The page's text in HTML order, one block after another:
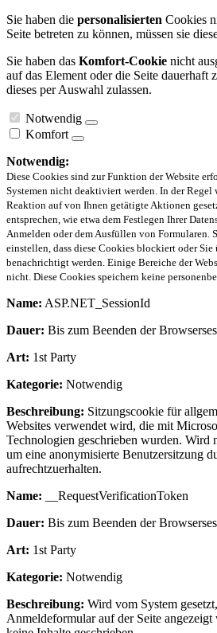
Sie haben die personalisierten Cookies
Seite betreten zu können, müssen sie
Sie haben das Komfort-Cookie nicht
auf das Element oder die Seite dauerhaft
dieses per Auswahl zulassen.
Notwendig
Komfort
Notwendig:
Diese Cookies sind zur Funktion der Website
Systemen nicht deaktiviert werden. In der Regel
Reaktion auf von Ihnen getätigte Aktionen
entsprechen, wie etwa dem Festlegen Ihrer
Anmelden oder dem Ausfüllen von Formularen.
einstellen, dass diese Cookies blockiert oder Sie
benachrichtigt werden. Einige Bereiche der
nicht. Diese Cookies speichern keine
Name: ASP.NET_SessionId
Dauer: Bis zum Beenden der
Art: 1st Party
Kategorie: Notwendig
Beschreibung: Sitzungscookie für
Websites verwendet wird, die mit
Technologien geschrieben wurden. Wird
um eine anonymisierte Benutzersitzung
aufrechtzuerhalten.
Name: __RequestVerificationToken
Dauer: Bis zum Beenden der
Art: 1st Party
Kategorie: Notwendig
Beschreibung: Wird vom System
Anmeldeformular auf der Seite